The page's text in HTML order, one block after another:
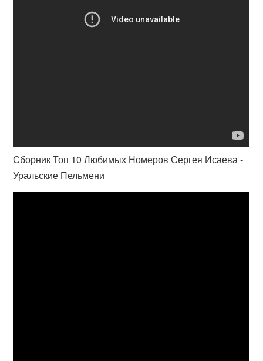
Сборник Топ 10 Любимых Номеров Сергея Исаева -
Уральские Пельмени